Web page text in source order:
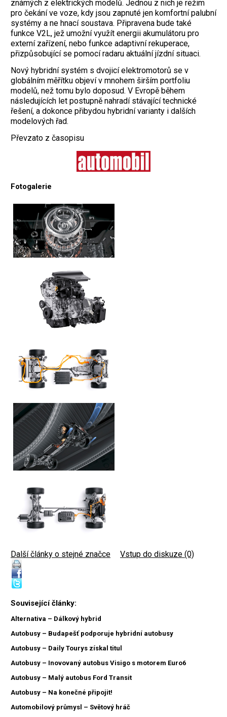
známých z elektrických modelů. Jednou z nich je režim
pro čekání ve voze, kdy jsou zapnuté jen komfortní palubní
systémy a ne hnací soustava. Připravena bude také
funkce V2L, jež umožní využít energii akumulátoru pro
externí zařízení, nebo funkce adaptivní rekuperace,
přizpůsobující se pomocí radaru aktuální jízdní situaci.
Nový hybridní systém s dvojicí elektromotorů se v
globálním měřítku objeví v mnohem širším portfoliu
modelů, než tomu bylo doposud. V Evropě během
následujících let postupně nahradí stávající technické
řešení, a dokonce přibydou hybridní varianty i dalších
modelových řad.
Převzato z časopisu
Fotogalerie
Další články o stejné značce Vstup do diskuze (0)
Související články:
Alternativa – Dálkový hybrid
Autobusy – Budapešť podporuje hybridní autobusy
Autobusy – Daily Tourys získal titul
Autobusy – Inovovaný autobus Visigo s motorem Euro6
Autobusy – Malý autobus Ford Transit
Autobusy – Na konečné připojit!
Automobilový průmysl – Světový hráč